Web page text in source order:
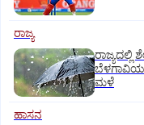
ರಾಜ್ಯ
ರಾಜ್ಯದಲ್ಲಿ
ಮಳೆ
ಹಾಸನ